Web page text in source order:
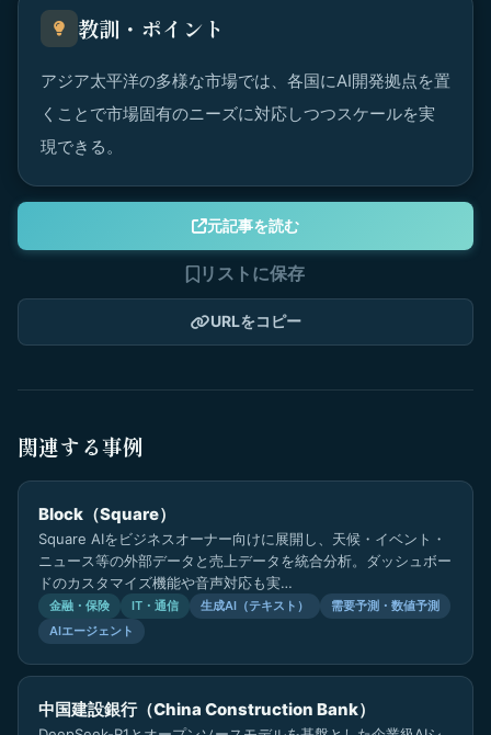
教訓・ポイント
アジア太平洋の多様な市場では、各国にAI開発拠点を置
くことで市場固有のニーズに対応しつつスケールを実
現できる。
元記事を読む
リストに保存
URLをコピー
関連する事例
Block（Square）
Square AIをビジネスオーナー向けに展開し、天候・イベント・
ニュース等の外部データと売上データを統合分析。ダッシュボー
ドのカスタマイズ機能や音声対応も実…
金融・保険 IT・通信 生成AI（テキスト）
需要予測・数値予測
AIエージェント
中国建設銀行（China Construction Bank）